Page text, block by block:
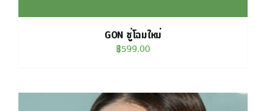
GON ชู่โฉมใหม่
฿599.00